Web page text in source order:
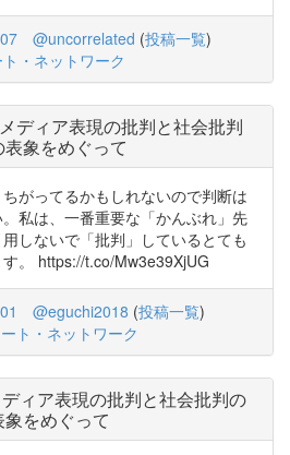
@uncorrelated (投稿一覧)
・ネットワーク
メディア表現の批判と社会批判
象をめぐって
がってるかもしれないので判断は
私は、一番重要な「かんぶれ」先
しないで「批判」しているとても
。 https://t.co/Mw3e39XjUG
@eguchi2018 (投稿一覧)
ト・ネットワーク
ィア表現の批判と社会批判の
をめぐって